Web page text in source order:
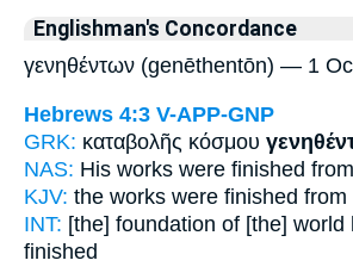
Englishman's Concordance
γενηθέντων (genēthentōn) — 1
Hebrews 4:3 V-APP-GNP
GRK: καταβολῆς κόσμου
NAS: His works were finished
KJV: the works were finished from
INT: [the] foundation of [the] world
finished